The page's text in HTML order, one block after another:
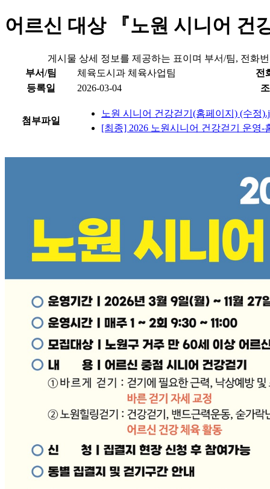
어르신 대상 『노원 시니어 건
게시물 상세 정보를 제공하는 표이며 부서/팀, 전화
부서/팀
체육도시과 체육사업팀
전
등록일
2026-03-04
첨부파일
노원 시니어 건강걷기(홈페이지) (수정
[최종] 2026 노원시니어 건강걷기 운영-